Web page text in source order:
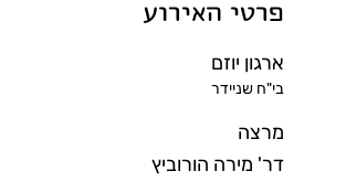
פרטי האירוע
ארגון יוזם
בי"ח שניידר
מרצה
דר' מירה הורוביץ